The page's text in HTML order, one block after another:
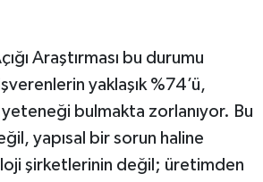
Araştırması bu durumu
yaklaşık %74’ü,
bulmakta zorlanıyor. Bu
yapısal bir sorun haline
şirketlerinin değil; üretimden